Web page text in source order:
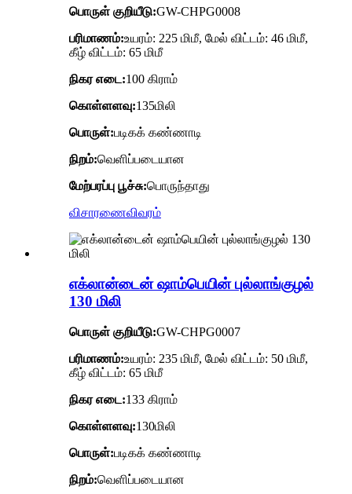
பொருள் குறியீடு:GW-CHPG0008
பரிமாணம்:உயரம்: 225 மிமீ, மேல் விட்டம்: 46 மிமீ,
கீழ் விட்டம்: 65 மிமீ
நிகர எடை:100 கிராம்
கொள்ளளவு:135மிலி
பொருள்:படிகக் கண்ணாடி
நிறம்:வெளிப்படையான
மேற்பரப்பு பூச்சு:பொருந்தாது
விசாரணைவிவரம்
எக்லான்டைன் ஷாம்பெயின் புல்லாங்குழல்
130 மிலி
பொருள் குறியீடு:GW-CHPG0007
பரிமாணம்:உயரம்: 235 மிமீ, மேல் விட்டம்: 50 மிமீ,
கீழ் விட்டம்: 65 மிமீ
நிகர எடை:133 கிராம்
கொள்ளளவு:130மிலி
பொருள்:படிகக் கண்ணாடி
நிறம்:வெளிப்படையான